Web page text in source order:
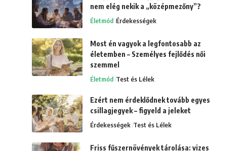
nem elég nekik a „középmezőny”?
Életmód Érdekességek
Most én vagyok a legfontosabb az
életemben – Személyes fejlődés női
szemmel
Életmód Test és Lélek
Ezért nem érdeklődnek tovább egyes
csillagjegyek – figyeld a jeleket
Érdekességek Test és Lélek
Friss fűszernövények tárolása: vizes